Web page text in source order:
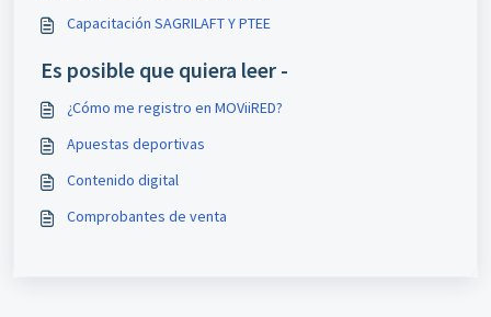
Capacitación SAGRILAFT Y PTEE
Es posible que quiera leer -
¿Cómo me registro en MOViiRED?
Apuestas deportivas
Contenido digital
Comprobantes de venta